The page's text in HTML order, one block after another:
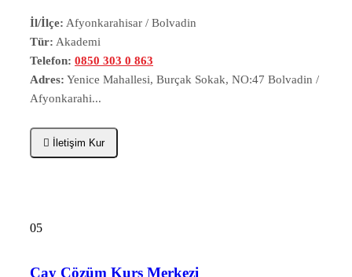
İl/İlçe: Afyonkarahisar / Bolvadin
Tür: Akademi
Telefon: 0850 303 0 863
Adres: Yenice Mahallesi, Burçak Sokak, NO:47 Bolvadin /
Afyonkarahi...
İletişim Kur
05
Çay Çözüm Kurs Merkezi